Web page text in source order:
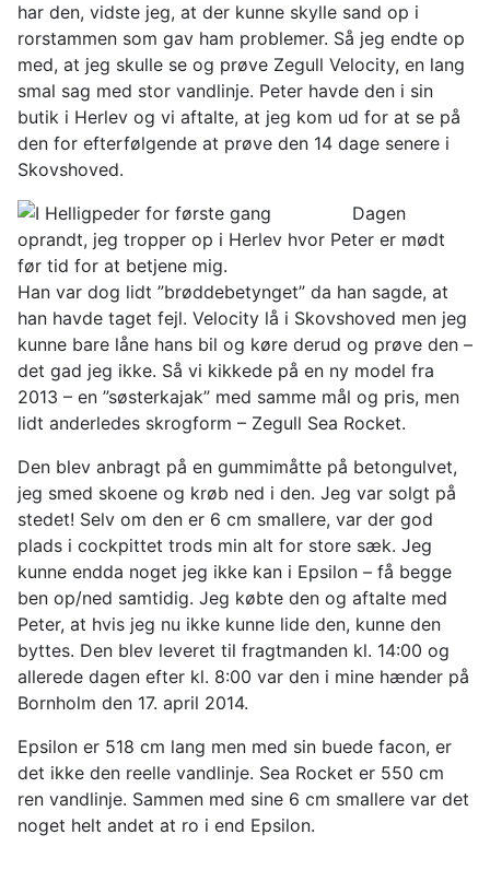
har den, vidste jeg, at der kunne skylle sand op i
rorstammen som gav ham problemer. Så jeg endte op
med, at jeg skulle se og prøve Zegull Velocity, en lang
smal sag med stor vandlinje. Peter havde den i sin
butik i Herlev og vi aftalte, at jeg kom ud for at se på
den for efterfølgende at prøve den 14 dage senere i
Skovshoved.
Dagen
oprandt, jeg tropper op i Herlev hvor Peter er mødt
før tid for at betjene mig.
Han var dog lidt ”brøddebetynget” da han sagde, at
han havde taget fejl. Velocity lå i Skovshoved men jeg
kunne bare låne hans bil og køre derud og prøve den –
det gad jeg ikke. Så vi kikkede på en ny model fra
2013 – en ”søsterkajak” med samme mål og pris, men
lidt anderledes skrogform – Zegull Sea Rocket.
Den blev anbragt på en gummimåtte på betongulvet,
jeg smed skoene og krøb ned i den. Jeg var solgt på
stedet! Selv om den er 6 cm smallere, var der god
plads i cockpittet trods min alt for store sæk. Jeg
kunne endda noget jeg ikke kan i Epsilon – få begge
ben op/ned samtidig. Jeg købte den og aftalte med
Peter, at hvis jeg nu ikke kunne lide den, kunne den
byttes. Den blev leveret til fragtmanden kl. 14:00 og
allerede dagen efter kl. 8:00 var den i mine hænder på
Bornholm den 17. april 2014.
Epsilon er 518 cm lang men med sin buede facon, er
det ikke den reelle vandlinje. Sea Rocket er 550 cm
ren vandlinje. Sammen med sine 6 cm smallere var det
noget helt andet at ro i end Epsilon.